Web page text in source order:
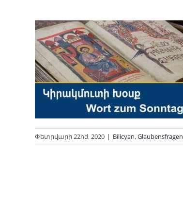
Փետրվարի 22nd, 2020 | Bilicyan,Glaubensfragen